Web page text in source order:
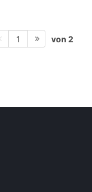
1 von 2